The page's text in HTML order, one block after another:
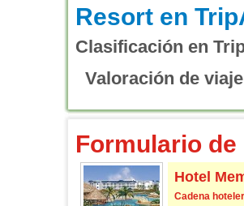
Clasificación en
Valoración de
Formulario
Hotel
Cadena